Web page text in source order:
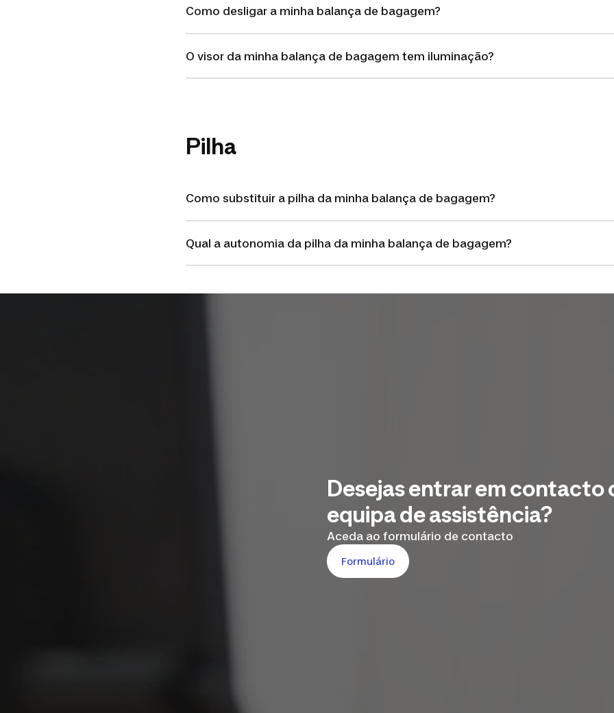
Como desligar a minha balança de bagagem?
O visor da minha balança de bagagem tem iluminação?
Pilha
Como substituir a pilha da minha balança de bagagem?
Qual a autonomia da pilha da minha balança de bagagem?
Desejas entrar em contacto
equipa de assistência?
Aceda ao formulário de contacto
Formulário